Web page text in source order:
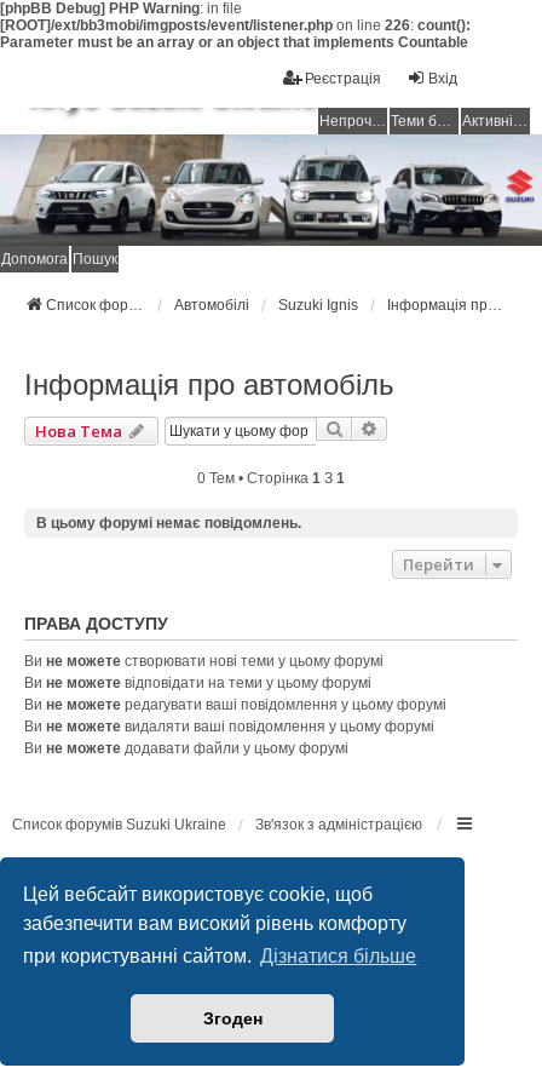
Цей вебсайт використовує cookie, щоб
забезпечити вам високий рівень комфорту
при користуванні сайтом. Дізнатися більше
Згоден
[phpBB Debug] PHP Warning: in file
[ROOT]/ext/bb3mobi/imgposts/event/listener.php on line 226: count():
Parameter must be an array or an object that implements Countable
Вхід
Реєстрація
Непрочитані повідомлення Теми без відповідей Активні теми
Клуб Suzuki Ukraine
Допомога Пошук
Список форумів Suzuki Ukraine Автомобілі Suzuki Ignis Інформація про автомобіль
Інформація про автомобіль
Нова Тема Пошук
0 Тем • Сторінка 1 З 1
В цьому форумі немає повідомлень.
Перейти
ПРАВА ДОСТУПУ
Ви не можете створювати нові теми у цьому форумі
Ви не можете відповідати на теми у цьому форумі
Ви не можете редагувати ваші повідомлення у цьому форумі
Ви не можете видаляти ваші повідомлення у цьому форумі
Ви не можете додавати файли у цьому форумі
Список форумів Suzuki Ukraine Зв'язок з адміністрацією
Конфіденційність|Умови